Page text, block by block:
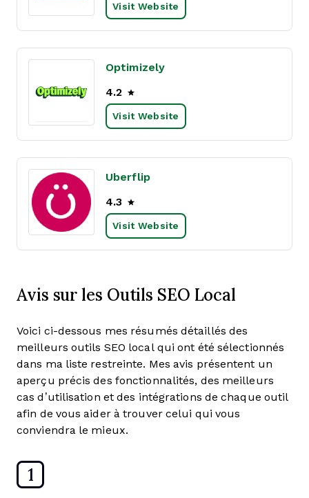
Visit Website
Optimizely
4.2
Visit Website
Uberflip
4.3
Visit Website
Avis sur les Outils SEO Local
Voici ci-dessous mes résumés détaillés des
meilleurs outils SEO local qui ont été sélectionnés
dans ma liste restreinte. Mes avis présentent un
aperçu précis des fonctionnalités, des meilleurs
cas d’utilisation et des intégrations de chaque outil
afin de vous aider à trouver celui qui vous
conviendra le mieux.
1